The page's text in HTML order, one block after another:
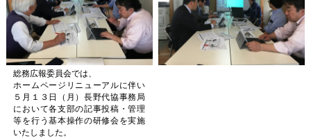
総務広報委員会では、
ホームページリニューアルに伴い
５月１３日（月）長野代協事務局
において各支部の記事投稿・管理
等を行う基本操作の研修会を実施
いたしました。